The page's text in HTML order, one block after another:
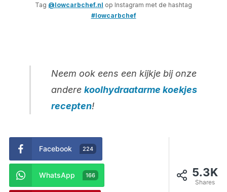
Tag @lowcarbchef.nl op Instagram met de hashtag
#lowcarbchef
Neem ook eens een kijkje bij onze
andere koolhydraatarme koekjes
recepten!
5.3K
Shares
Facebook 224
WhatsApp 166